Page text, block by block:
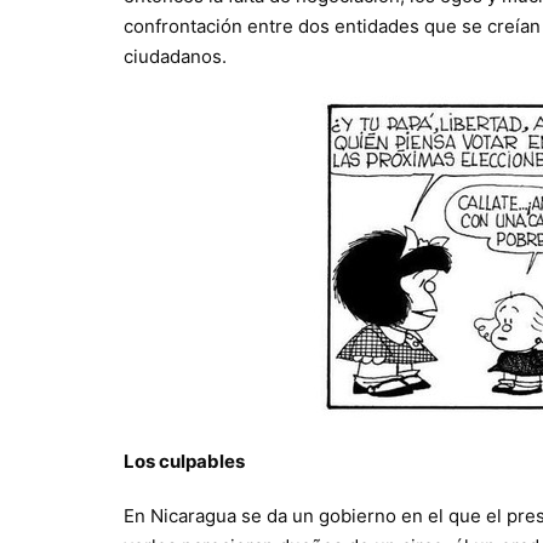
confrontación entre dos entidades que se
ciudadanos.
Los culpables
En Nicaragua se da un gobierno en el que el